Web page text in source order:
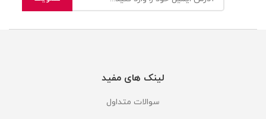
لینک های مفید
سوالات متداول